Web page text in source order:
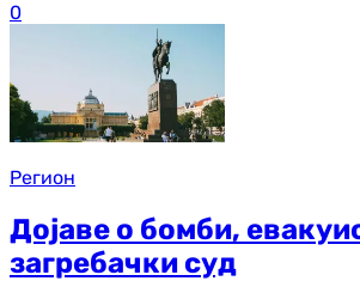
0
Регион
Дојаве о бомби,
загребачки суд